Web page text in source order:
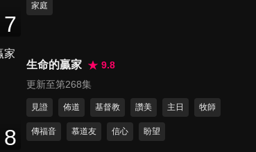
第19集 吵架的藝術（上）
7
家庭
8
生命的贏家
9.8
更新至第268集
見證 佈道 基督教 讚美 主日 牧師
傳福音 慕道友 信心 盼望